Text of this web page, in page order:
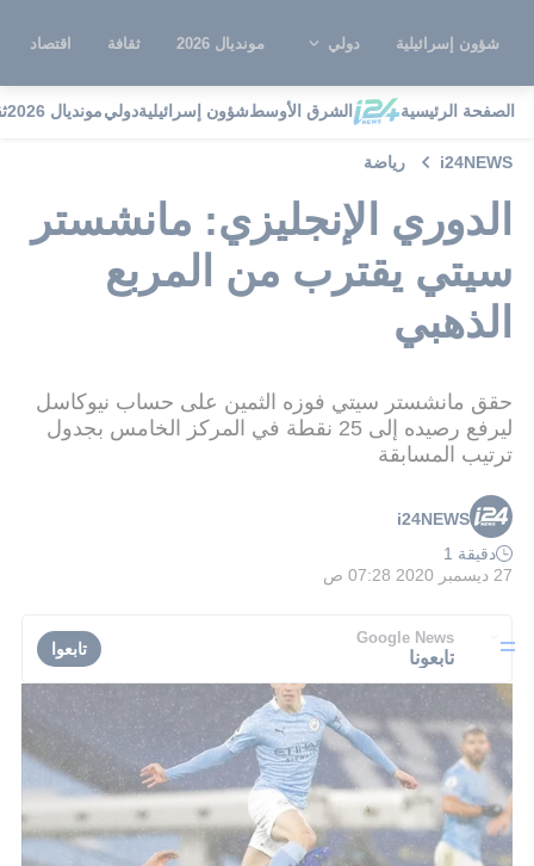
شؤون إسرائيلية دولي مونديال 2026 ثقافة اقتصاد
الصفحة الرئيسية الشرق الأوسطشؤون إسرائيليةدوليمونديال 2026
i24NEWS رياضة
الدوري الإنجليزي: مانشستر
سيتي يقترب من المربع
الذهبي
حقق مانشستر سيتي فوزه الثمين على حساب نيوكاسل
ليرفع رصيده إلى 25 نقطة في المركز الخامس بجدول
ترتيب المسابقة
i24NEWS
دقيقة 1
27 ديسمبر 2020 07:28 ص
Google News
تابعونا تابعوا